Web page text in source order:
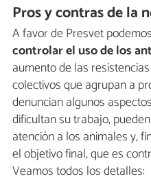
Pros y contras de la
A favor de Presvet
controlar el uso de los
aumento de las
colectivos que agrupan a
denuncian algunos
dificultan su trabajo,
atención a los animales y,
el objetivo final, que es
Veamos todos los detalles: